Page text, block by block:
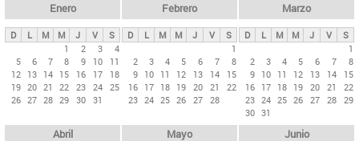
ds
p
n
c
Enero
D L M M J V
S
1
2 3
4
5
6 7 8 9 10
11
12 13 14 15 16 17
18
19 20 21 22 23 24 25
26 27 28 29 30 31
Febrero
D L M M J V
S
1
2
3 4 5 6 7
8
9 10 11 12 13 14
15
16 17 18 19 20 21
22
23 24 25 26 27 28
Marzo
D L M M J V
S
1
2
3 4 5 6 7
8
9 10 11 12 13 14
15
16 17 18 19 20 21
22
23 24 25 26 27 28 29
30 31
Abril Mayo Junio